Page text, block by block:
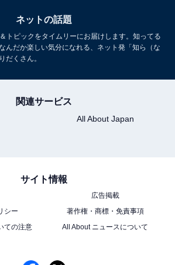
ネットの話題
トピックをタイムリーにお届けします。知ってる
んだか楽しい気分になれる、ネット発「知ら（な
だくさん。
関連サービス
All About Japan
サイト情報
広告掲載
シー
著作権・商標・免責事項
ての注意
All About ニュースについて